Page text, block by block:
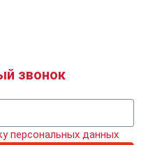
звонок
персональных данных